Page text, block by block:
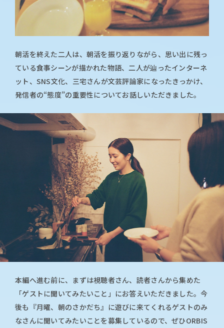
朝活を終えた二人は、朝活を振り返りながら、思い出に残っ
ている食事シーンが描かれた物語、二人が辿ったインターネ
ット、SNS文化、三宅さんが文芸評論家になったきっかけ、
発信者の“態度”の重要性についてお話しいただきました。
本編へ進む前に、まずは視聴者さん、読者さんから集めた
「ゲストに聞いてみたいこと」にお答えいただきました。今
後も『月曜、朝のさかだち』に遊びに来てくれるゲストのみ
なさんに聞いてみたいことを募集しているので、ぜひORBIS